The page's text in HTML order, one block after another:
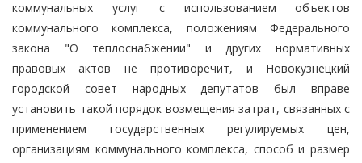
коммунальных услуг с использованием объектов
коммунального комплекса, положениям Федерального
закона "О теплоснабжении" и других нормативных
правовых актов не противоречит, и Новокузнецкий
городской совет народных депутатов был вправе
установить такой порядок возмещения затрат, связанных с
применением государственных регулируемых цен,
организациям коммунального комплекса, способ и размер